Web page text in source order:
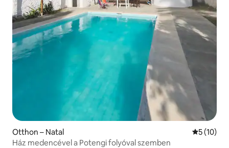
Otthon – Natal Átlagos
5 (10)
Ház medencével a Potengi folyóval szemben